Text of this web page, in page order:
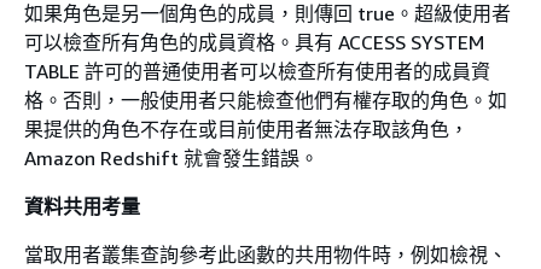
如果角色是另一個角色的成員，則傳回 true。超級使用者
可以檢查所有角色的成員資格。具有 ACCESS SYSTEM
TABLE 許可的普通使用者可以檢查所有使用者的成員資
格。否則，一般使用者只能檢查他們有權存取的角色。如
果提供的角色不存在或目前使用者無法存取該角色，
Amazon Redshift 就會發生錯誤。
資料共用考量
當取用者叢集查詢參考此函數的共用物件時，例如檢視、